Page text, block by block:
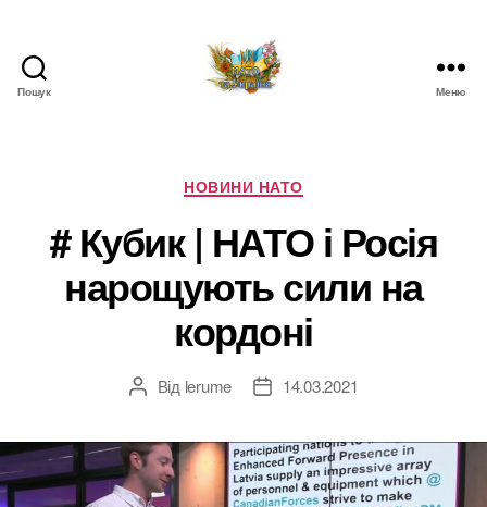
Пошук
Новини
про
НАТО
в
Україні
Меню
Категорії
НОВИНИ НАТО
# Кубик | НАТО і Росія
нарощують сили на
кордоні
Автор
Від lerume
Дата14.03.2021